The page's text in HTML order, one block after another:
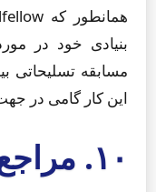
بنیادی خود در
مسابقه تسلیحاتی
این کار گامی در
۱۰. مراجع